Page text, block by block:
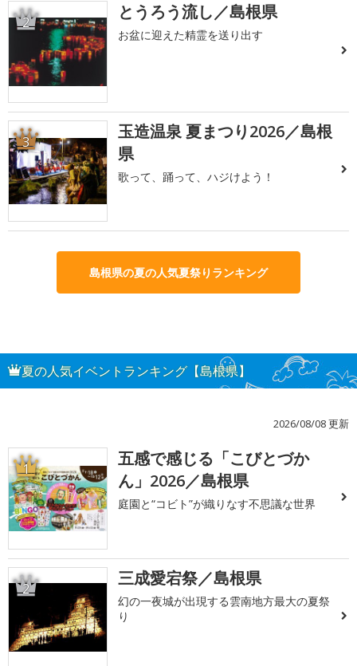
2 とうろう流し／島根県
お盆に迎えた精霊を送り出す
3
玉造温泉 夏まつり2026／島根
県
歌って、踊って、ハジけよう！
島根県の夏の人気夏祭りランキング
夏の人気イベントランキング【島根県】
2026/08/08 更新
1
五感で感じる「こびとづか
ん」2026／島根県
庭園と“コビト”が織りなす不思議な世界
2 三成愛宕祭／島根県
幻の一夜城が出現する雲南地方最大の夏祭
り